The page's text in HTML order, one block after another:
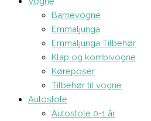
Barnevogne
Emmaljunga
Emmaljunga Tilbehør
Klap og kombivogne
Køreposer
Tilbehør til vogne
Autostole
Autostole 0-1 år